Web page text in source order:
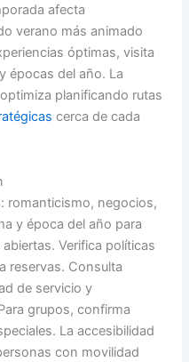
afecta
verano más animado
óptimas, visita
épocas del año. La
planificando rutas
cerca de cada
romanticismo, negocios,
y época del año para
Verifica políticas
reservas. Consulta
de servicio y
grupos, confirma
La accesibilidad
con movilidad